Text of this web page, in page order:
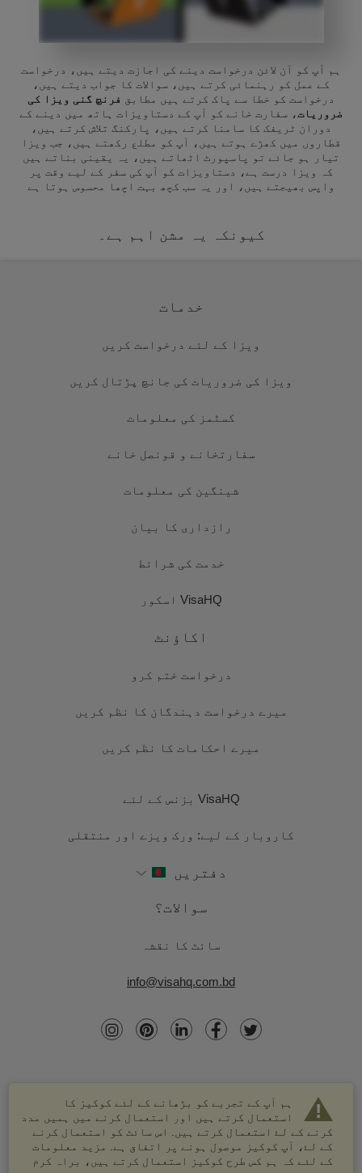
ہم آپ کو آن لائن درخواست دینے کی اجازت دیتے ہیں، درخواست
کے عمل کو رہنمائی کرتے ہیں، سوالات کا جواب دیتے ہیں،
درخواست کو خطا سے پاک کرتے ہیں مطابق
فرنچ گنی ویزا کی
ضروریات، سفارت خانے کو آپ کے دستاویزات ہاتھ میں دینے کے
دوران ٹریفک کا سامنا کرتے ہیں، پارکنگ تلاش کرتے ہیں،
قطاروں میں کھڑے ہوتے ہیں، آپ کو مطلع رکھتے ہیں، جب ویزا
تیار ہو جائے تو پاسپورٹ اٹھاتے ہیں، یہ یقینی بناتے ہیں
کہ ویزا درست ہے، دستاویزات کو آپ کی سفر کے لیے وقت پر
واپس بھیجتے ہیں، اور یہ سب کچھ بہت اچھا محسوس ہوتا ہے
کیونکہ یہ مشن اہم ہے۔
ہم آپ کے تجربے کو بڑھانے کے لئے کوکیز کا
استعمال کرتے ہیں اور استعمال کرنے میں ہمیں مدد
کرنے کے لۓ استعمال کرتے ہیں. اس سائٹ کو استعمال کرنے
کے لۓ، آپ کوکیز موصول ہونے پر اتفاق ہے. مزید معلومات
کے لئے کہ ہم کس طرح کوکیز استعمال کرتے ہیں، براہ کرم
خدمات
ویزا کے لئے درخواست کریں
ویزا کی ضروریات کی جانچ پڑتال کریں
کسٹمز کی معلومات
سفارتخانے و قونصل خانے
شینگین کی معلومات
رازداری کا بیان
خدمت کی شرائط
VisaHQ اسکور
اکاؤنٹ
درخواست ختم کرو
میرے درخواست دہندگان کا نظم کریں
میرے احکامات کا نظم کریں
VisaHQ بزنس کے لئے
کاروبار کے لیے: ورک ویزے اور منتقلی
دفتریں
سوالات؟
سائٹ کا نقشہ
info@visahq.com.bd
© 2003-2026 VisaHQ.com، انک. تمام حقوق محفوظ ہیں۔